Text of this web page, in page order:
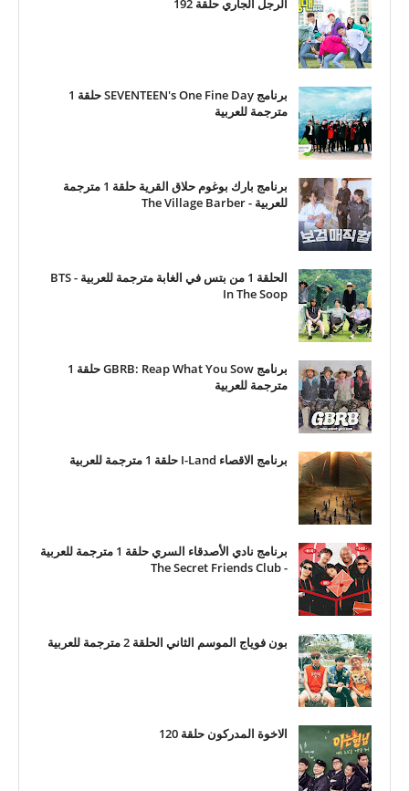
الرجل الجاري حلقة 192
برنامج SEVENTEEN's One Fine Day حلقة 1
مترجمة للعربية
برنامج بارك بوغوم حلاق القرية حلقة 1 مترجمة
للعربية - The Village Barber
الحلقة 1 من بتس في الغابة مترجمة للعربية - BTS
In The Soop
برنامج GBRB: Reap What You Sow حلقة 1
مترجمة للعربية
برنامج الاقصاء I-Land حلقة 1 مترجمة للعربية
برنامج نادي الأصدقاء السري حلقة 1 مترجمة للعربية
- The Secret Friends Club
بون فوياج الموسم الثاني الحلقة 2 مترجمة للعربية
الاخوة المدركون حلقة 120